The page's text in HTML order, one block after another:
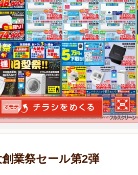
創業祭セール第2弾